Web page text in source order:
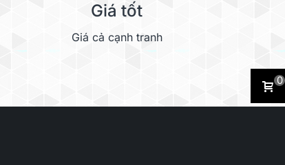
Giá tốt
Giá cả cạnh tranh
0